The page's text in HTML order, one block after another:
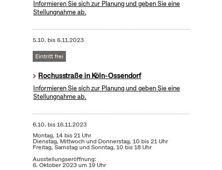
Informieren Sie sich zur Planung und geben Sie eine
Stellungnahme ab.
5.10. bis6.11.2023
Eintritt frei
Rochusstraße in Köln-Ossendorf
Informieren Sie sich zur Planung und geben Sie eine
Stellungnahme ab.
6.10. bis16.11.2023
Montag, 14 bis 21 Uhr
Dienstag, Mittwoch und Donnerstag, 10 bis 21 Uhr
Freitag, Samstag und Sonntag, 10 bis 18 Uhr
Ausstellungseröffnung:
6. Oktober 2023 um 19 Uhr